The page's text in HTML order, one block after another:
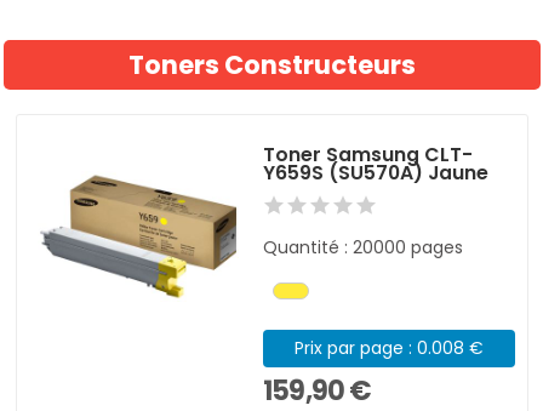
Toners Constructeurs
Toner Samsung CLT-
Y659S (SU570A) Jaune
Quantité : 20000 pages
Prix par page : 0.008 €
159,90 €